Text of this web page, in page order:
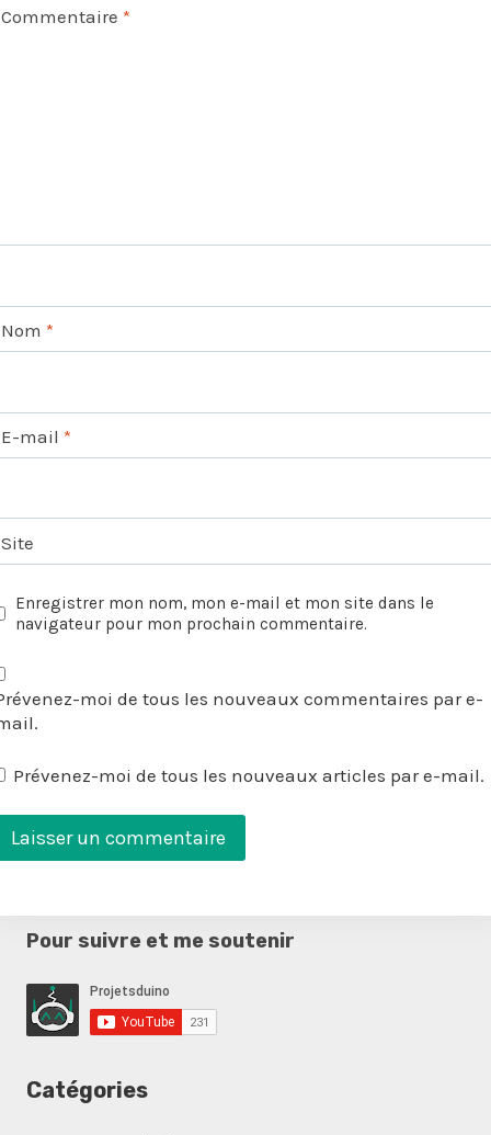
Commentaire *
Nom *
E-mail *
Site
Enregistrer mon nom, mon e-mail et mon site dans le
navigateur pour mon prochain commentaire.
moi de tous les nouveaux commentaires par e-
Prévenez-moi de tous les nouveaux articles par e-mail.
Pour suivre et me soutenir
Catégories